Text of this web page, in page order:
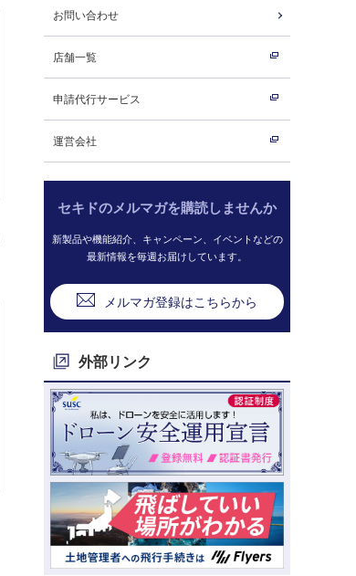
お問い合わせ
店舗一覧
申請代行サービス
運営会社
セキドのメルマガを購読しませんか
新製品や機能紹介、キャンペーン、イベントなどの
最新情報を毎週お届けしています。
メルマガ登録はこちらから
外部リンク